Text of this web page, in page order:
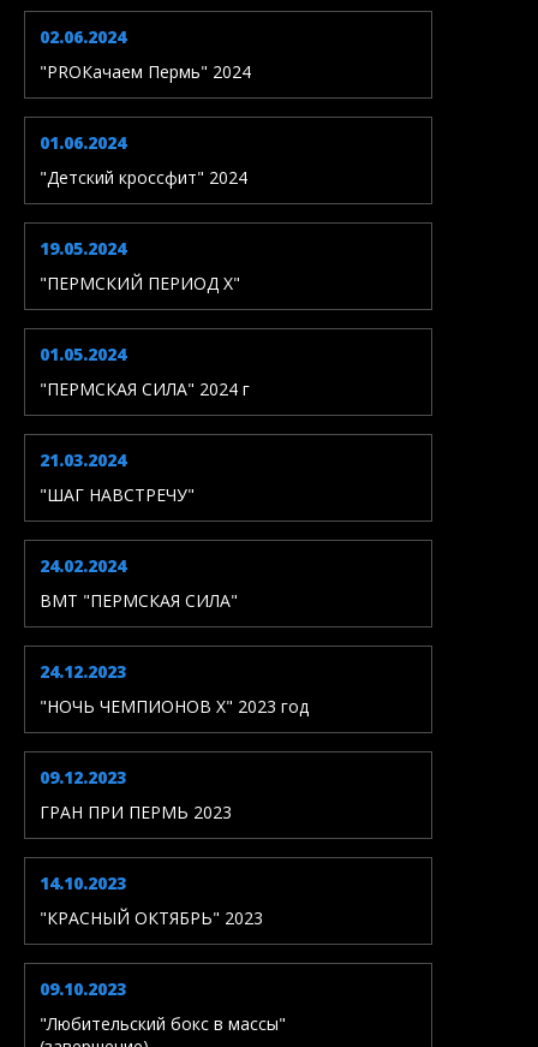
02.06.2024
"PROКачаем Пермь" 2024
01.06.2024
"Детский кроссфит" 2024
19.05.2024
"ПЕРМСКИЙ ПЕРИОД X"
01.05.2024
"ПЕРМСКАЯ СИЛА" 2024 г
21.03.2024
"ШАГ НАВСТРЕЧУ"
24.02.2024
ВМТ "ПЕРМСКАЯ СИЛА"
24.12.2023
"НОЧЬ ЧЕМПИОНОВ X" 2023 год
09.12.2023
ГРАН ПРИ ПЕРМЬ 2023
14.10.2023
"КРАСНЫЙ ОКТЯБРЬ" 2023
09.10.2023
"Любительский бокс в массы"